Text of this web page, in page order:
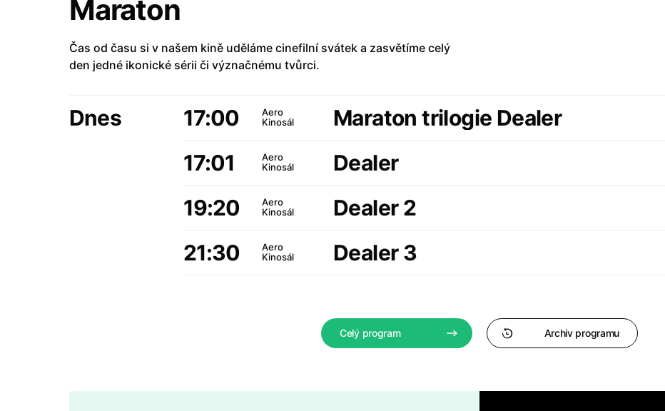
Maraton
Čas od času si v našem kině uděláme cinefilní svátek a zasvětíme celý
den jedné ikonické sérii či význačnému tvůrci.
Dnes 17:00
Aero
Kinosál
Maraton trilogie Dealer
17:01
Aero
Kinosál
Dealer
19:20
Aero
Kinosál
Dealer 2
21:30
Aero
Kinosál
Dealer 3
Celý program Archiv programu